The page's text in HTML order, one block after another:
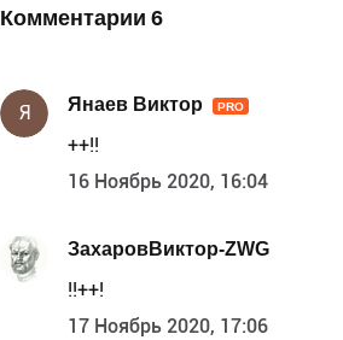
Комментарии 6
Я Янаев Виктор PRO
++!!
16 Ноябрь 2020, 16:04
ЗахаровВиктор-ZWG
!!++!
17 Ноябрь 2020, 17:06